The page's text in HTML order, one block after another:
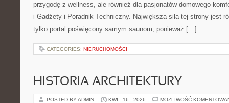
przygodę z wellness, ale również dla pasjonatów domowego
i Gadżety i Poradnik Techniczny. Największą siłą tej strony jest
tylko portal poświęcony samym saunom, ponieważ […]
CATEGORIES: NIERUCHOMOŚCI
HISTORIA ARCHITEKTURY
POSTED BY ADMIN KWI - 16 - 2026 MOŻLIWOŚĆ